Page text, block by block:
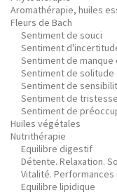
Aromathérapie, huiles
Fleurs de Bach
Sentiment de souci
Sentiment
Sentiment de
Sentiment de solitude
Sentiment de
Sentiment de tristesse
Sentiment de
Huiles végétales
Nutrithérapie
Equilibre digestif
Détente. Relaxation.
Vitalité.
Equilibre lipidique